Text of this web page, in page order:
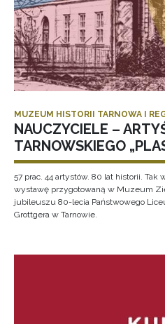
MUZEUM HISTORII TARNOWA I
NAUCZYCIELE –
TARNOWSKIEGO
57 prac. 44 artystów. 80 lat historii.
wystawę przygotowaną w Muzeum
jubileuszu 80-lecia Państwowego
Grottgera w Tarnowie.